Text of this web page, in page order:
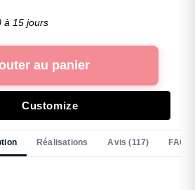
à 15 jours
au panier
Customize
Réalisations Avis (117) FAQ